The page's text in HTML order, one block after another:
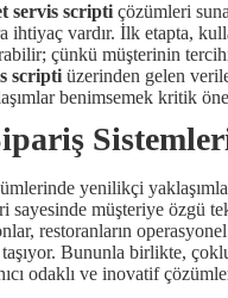
servis scripti çözümleri
ihtiyaç vardır. İlk etapta,
çünkü müşterinin
scripti üzerinden gelen
benimsemek kritik
yenilikçi
müşteriye özgü
restoranların
Bununla birlikte,
odaklı ve inovatif